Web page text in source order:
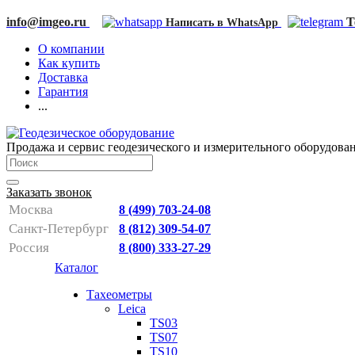
info@imgeo.ru Написать в WhatsApp
О компании
Как купить
Доставка
Гарантия
...
Продажа и сервис геодезического и измерительного
Заказать звонок
Москва 8 (499) 703-24-08
Санкт-Петербург 8 (812) 309-54-07
Россия 8 (800) 333-27-29
Каталог
Тахеометры
Leica
TS03
TS07
TS10